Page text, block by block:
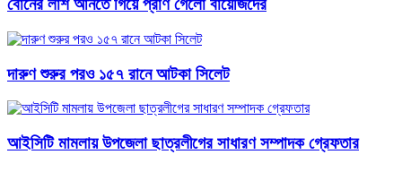
বোনের লাশ আনতে গিয়ে প্রাণ গেলো বায়েজিদের
দারুণ শুরুর পরও ১৫৭ রানে আটকা সিলেট
আইসিটি মামলায় উপজেলা ছাত্রলীগের সাধারণ সম্পাদক গ্রেফতার